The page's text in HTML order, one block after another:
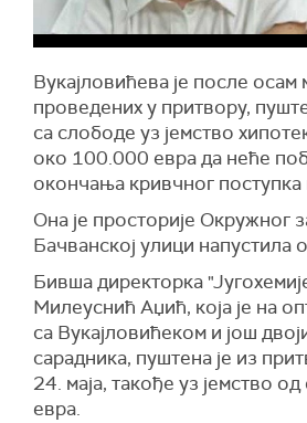
Вукајловићева је после осам
проведених у притвору,
са слободе уз јемство
око 100.000 евра да неће
окончања кривчног
Она је просторије Окружног
Бачванској улици напустила
Бивша директорка
Милеуснић Аџић, која је на
са Вукајловићеком и још
сарадника, пуштена је из
24. маја, такође уз јемство
евра.